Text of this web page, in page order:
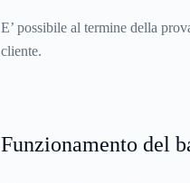
E’ possibile al termine della
cliente.
Funzionamento del